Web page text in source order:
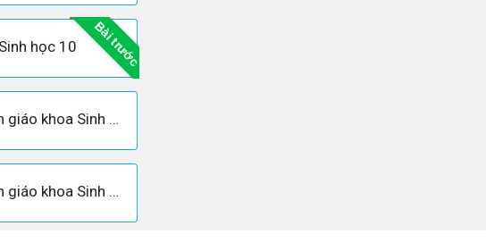
Bài trước
học 10
Câu 2 trang 9 Sách giáo khoa Sinh học 10
Câu 4 trang 9 Sách giáo khoa Sinh học 10